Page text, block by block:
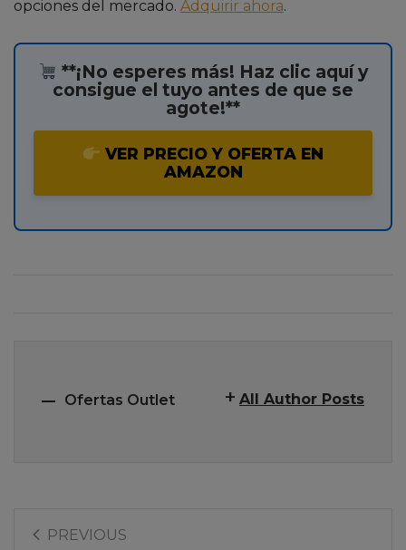
opciones del mercado. Adquirir ahora.
**¡No esperes más! Haz clic aquí y
consigue el tuyo antes de que se
agote!**
VER PRECIO Y OFERTA EN
AMAZON
Ofertas Outlet All Author Posts
PREVIOUS